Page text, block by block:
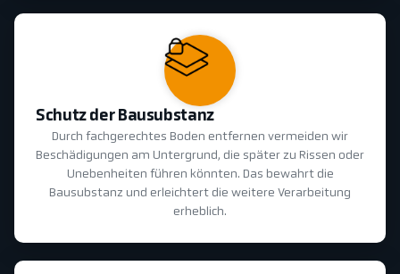
Schutz der Bausubstanz
Durch fachgerechtes Boden entfernen vermeiden wir
Beschädigungen am Untergrund, die später zu Rissen oder
Unebenheiten führen könnten. Das bewahrt die
Bausubstanz und erleichtert die weitere Verarbeitung
erheblich.